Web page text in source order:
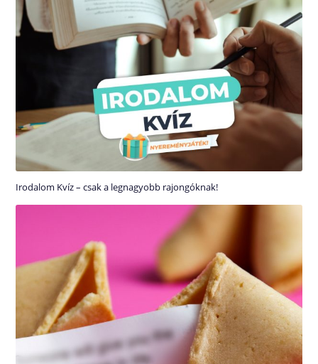
Irodalom Kvíz – csak a legnagyobb rajongóknak!